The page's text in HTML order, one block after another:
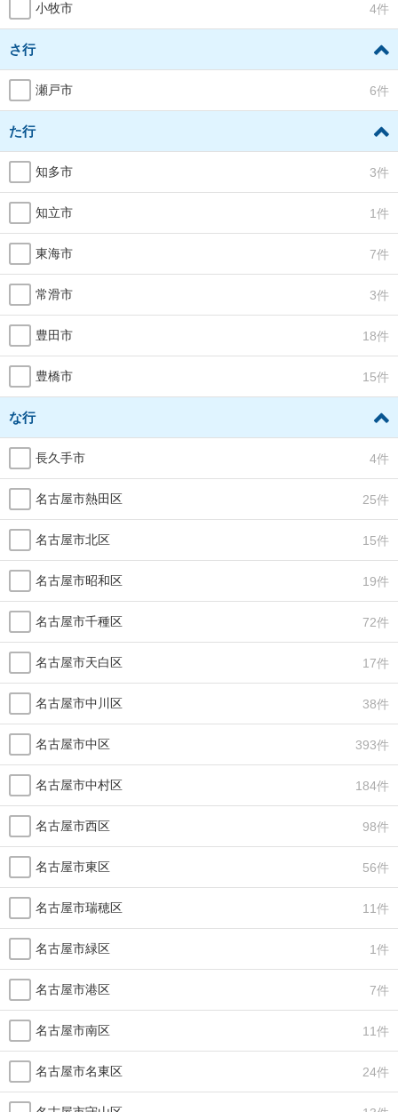
小牧市 4件
さ行
瀬戸市 6件
た行
知多市 3件
知立市 1件
東海市 7件
常滑市 3件
豊田市 18件
豊橋市 15件
な行
長久手市 4件
名古屋市熱田区 25件
名古屋市北区 15件
名古屋市昭和区 19件
名古屋市千種区 72件
名古屋市天白区 17件
名古屋市中川区 38件
名古屋市中区 393件
名古屋市中村区 184件
名古屋市西区 98件
名古屋市東区 56件
名古屋市瑞穂区 11件
名古屋市緑区 1件
名古屋市港区 7件
名古屋市南区 11件
名古屋市名東区 24件